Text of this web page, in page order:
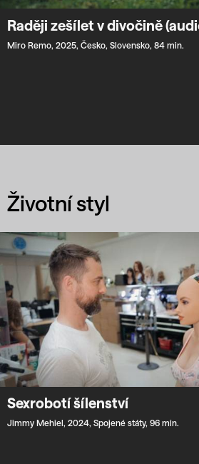
Raději zešílet v divočině
Miro Remo, 2025, Česko, Slovensko, 84 min.
Životní styl
Sexrobotí šílenství
Jimmy Mehiel, 2024, Spojené státy, 96 min.